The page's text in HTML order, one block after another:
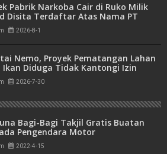
Pabrik Narkoba Cair di Ruko Milik
Disita Terdaftar Atas Nama PT
Properti
2026-8-1
Nemo, Proyek Pematangan Lahan
Diduga Tidak Kantongi Izin
2026-7-30
Bagi-Bagi Takjil Gratis Buatan
Pengendara Motor
2022-4-15